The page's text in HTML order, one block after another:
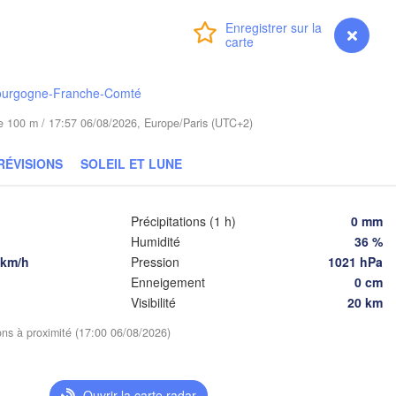
Premium myVentusky Prévisions
Franche-Comté
100 m / 17:57 06/08/2026, Europe/Paris (UTC+2)
SOLEIL ET LUNE
h
Précipitations (1 h)
0 mm
Humidité
36 %
Pression
1021 hPa
Enneigement
0 cm
Visibilité
20 km
à proximité (17:00 06/08/2026)
Łódź
Wrocław
Poznań
Szczecin
Gdańsk
Brno
Bydgoszcz
POLOGNE
Lublin